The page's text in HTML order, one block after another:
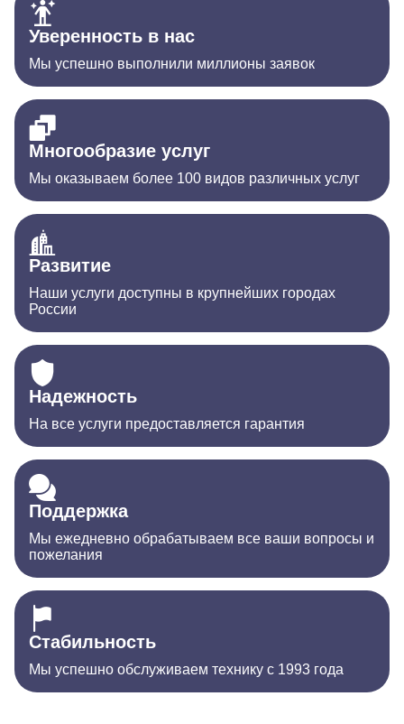
Уверенность в нас
Мы успешно выполнили миллионы заявок
Многообразие услуг
Мы оказываем более 100 видов различных услуг
Развитие
Наши услуги доступны в крупнейших городах
России
Надежность
На все услуги предоставляется гарантия
Поддержка
Мы ежедневно обрабатываем все ваши вопросы и
пожелания
Стабильность
Мы успешно обслуживаем технику с 1993 года